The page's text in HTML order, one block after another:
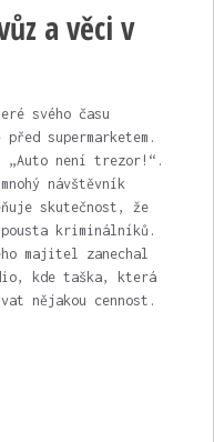
a věci v
svého času
supermarketem.
není trezor!“.
návštěvník
skutečnost, že
kriminálníků.
majitel zanechal
kde taška, která
nějakou cennost.